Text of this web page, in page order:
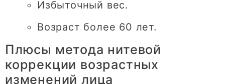
Избыточный вес.
Возраст более 60 лет.
Плюсы метода нитевой
коррекции возрастных
изменений лица